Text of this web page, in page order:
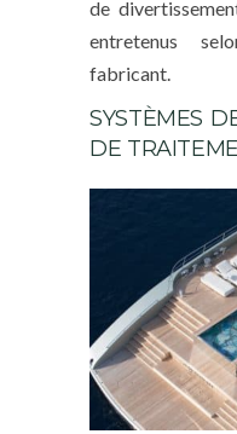
de
entretenus
fabricant.
SYSTÈMES
DE